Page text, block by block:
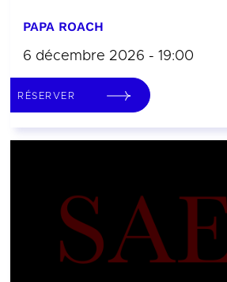
PAPA ROACH
6 décembre 2026 - 19:00
RÉSERVER